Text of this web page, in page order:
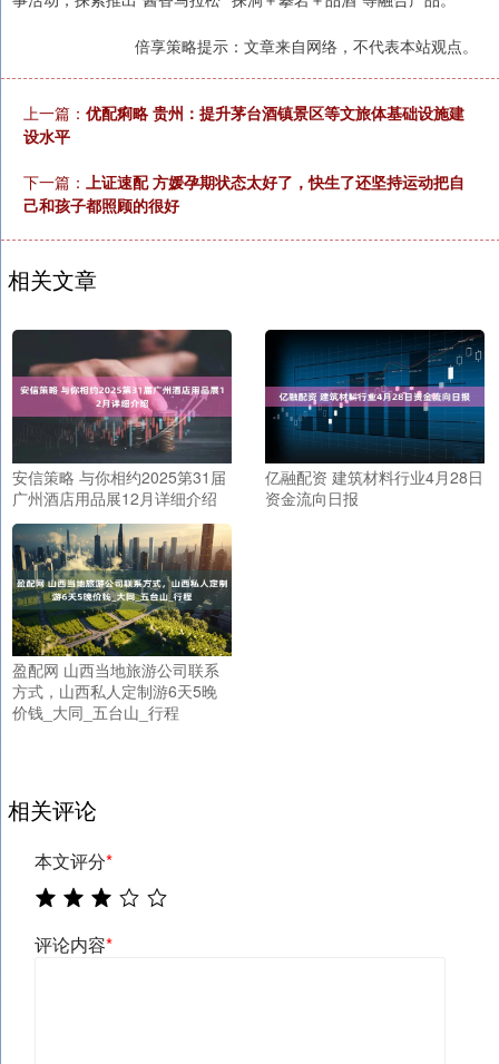
倍享策略提示：文章来自网络，不代表本站观点。
上一篇： 优配痢略 贵州：提升茅台酒镇景区等文旅体基础设施建
设水平
下一篇： 上证速配 方媛孕期状态太好了，快生了还坚持运动把自
己和孩子都照顾的很好
相关文章
安信策略 与你相约2025第31届
广州酒店用品展12月详细介绍
亿融配资 建筑材料行业4月28日
资金流向日报
盈配网 山西当地旅游公司联系
方式，山西私人定制游6天5晚
价钱_大同_五台山_行程
相关评论
本文评分*
评论内容*